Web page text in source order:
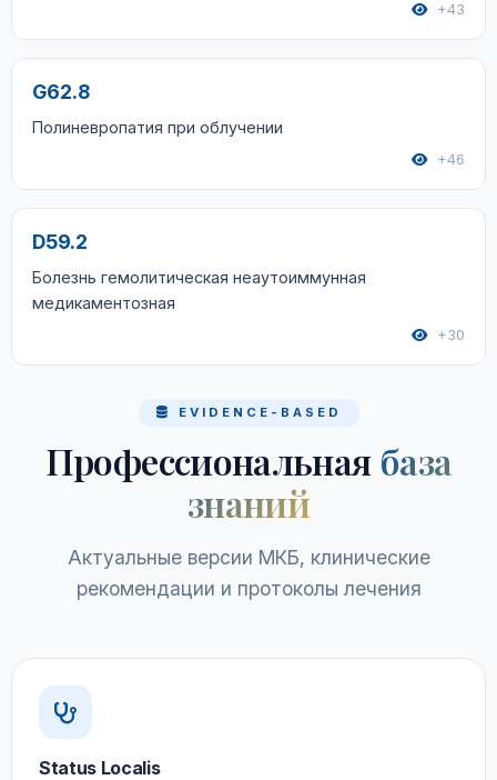
+43
G62.8
Полиневропатия при облучении
+46
D59.2
Болезнь гемолитическая неаутоиммунная
медикаментозная
+30
EVIDENCE-BASED
Профессиональная база
знаний
Актуальные версии МКБ, клинические
рекомендации и протоколы лечения
Status Localis